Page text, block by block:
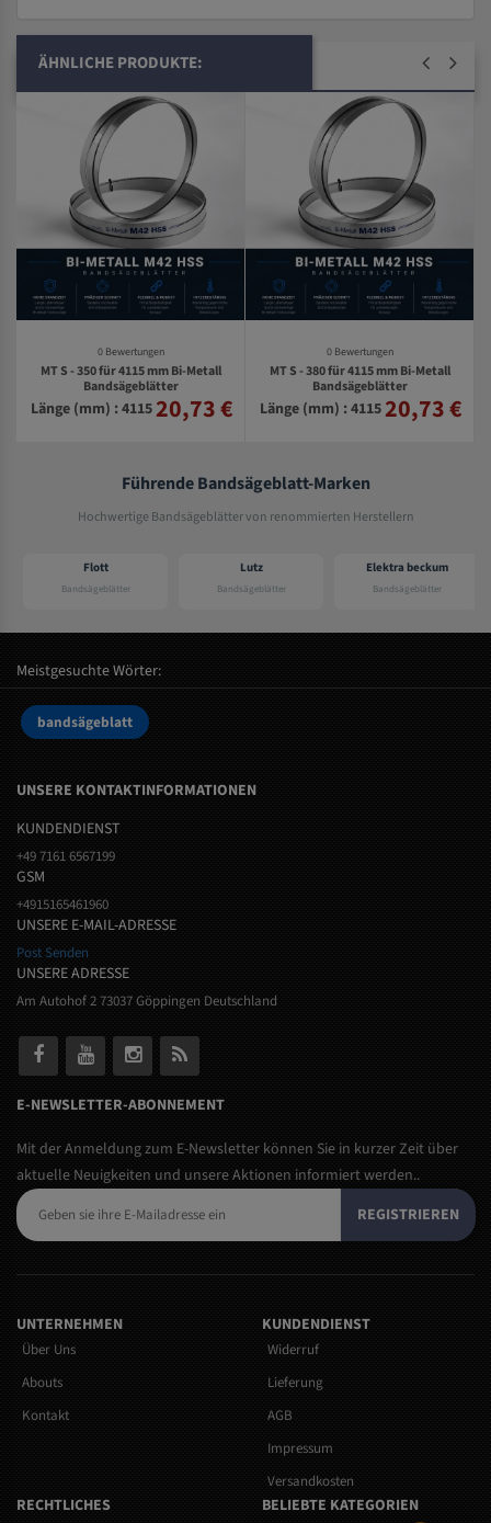
ÄHNLICHE PRODUKTE:
0 Bewertungen
MT S - 350 für 4115 mm Bi-Metall
Bandsägeblätter
Länge (mm) : 4115 20,73 €
0 Bewertungen
MT S - 380 für 4115 mm Bi-Metall
Bandsägeblätter
Länge (mm) : 4115 20,73 €
Führende Bandsägeblatt-Marken
Hochwertige Bandsägeblätter von renommierten Herstellern
Flott
Bandsägeblätter
Lutz
Bandsägeblätter
Elektra beckum
Bandsägeblätter
Meistgesuchte Wörter:
bandsägeblatt
UNSERE KONTAKTINFORMATIONEN
KUNDENDIENST
+49 7161 6567199
GSM
+4915165461960
UNSERE E-MAIL-ADRESSE
Post Senden
UNSERE ADRESSE
Am Autohof 2 73037 Göppingen Deutschland
E-NEWSLETTER-ABONNEMENT
Mit der Anmeldung zum E-Newsletter können Sie in kurzer Zeit über
aktuelle Neuigkeiten und unsere Aktionen informiert werden..
REGISTRIEREN
UNTERNEHMEN
Über Uns
Abouts
Kontakt
KUNDENDIENST
Widerruf
Lieferung
AGB
Impressum
Versandkosten
RECHTLICHES BELIEBTE KATEGORIEN